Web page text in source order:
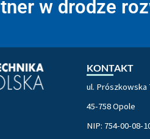
w drodze
KONTAKT
ul. Prószkowska
45-758 Opole
NIP: 754-00-08-